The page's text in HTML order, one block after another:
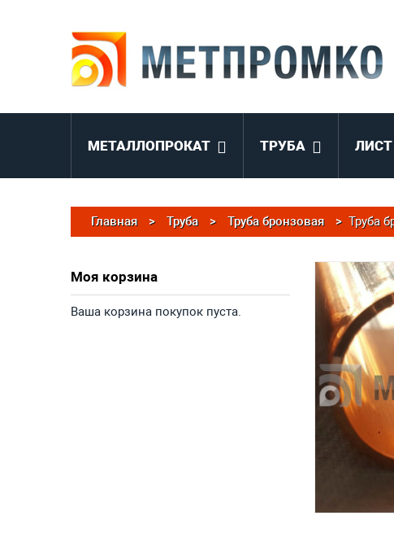
МЕТАЛЛОПРОКАТ
ТРУБА ЛИСТ
Главная > Труба > Труба бронзовая > Труба
Моя корзина
Ваша корзина покупок пуста.